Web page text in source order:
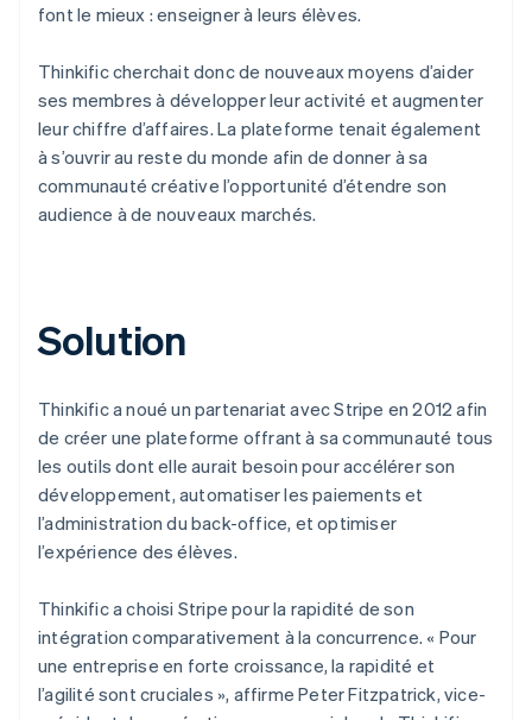
font le mieux : enseigner à leurs élèves.
Thinkific cherchait donc de nouveaux moyens d’aider
ses membres à développer leur activité et augmenter
leur chiffre d’affaires. La plateforme tenait également
à s’ouvrir au reste du monde afin de donner à sa
communauté créative l’opportunité d’étendre son
audience à de nouveaux marchés.
Solution
Thinkific a noué un partenariat avec Stripe en 2012 afin
de créer une plateforme offrant à sa communauté tous
les outils dont elle aurait besoin pour accélérer son
développement, automatiser les paiements et
l’administration du back-office, et optimiser
l’expérience des élèves.
Thinkific a choisi Stripe pour la rapidité de son
intégration comparativement à la concurrence. « Pour
une entreprise en forte croissance, la rapidité et
l’agilité sont cruciales », affirme Peter Fitzpatrick, vice-